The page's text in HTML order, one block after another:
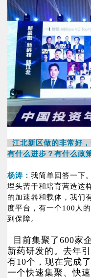
江北新区做的非常好
有什么进步？有什么政
杨涛： 我简单回答一下
埋头苦干和培育营造这
的加速器和载体，我们
度平台，有一个100人
到保障。
目前集聚了600家
新药研发的。去年
有10个，现在完成
一个快速集聚、快速